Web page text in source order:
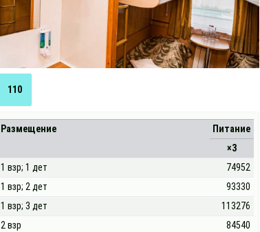
110
Размещение
Питание
×3
1 взр; 1 дет
74952
1 взр; 2 дет
93330
1 взр; 3 дет
113276
2 взр
84540